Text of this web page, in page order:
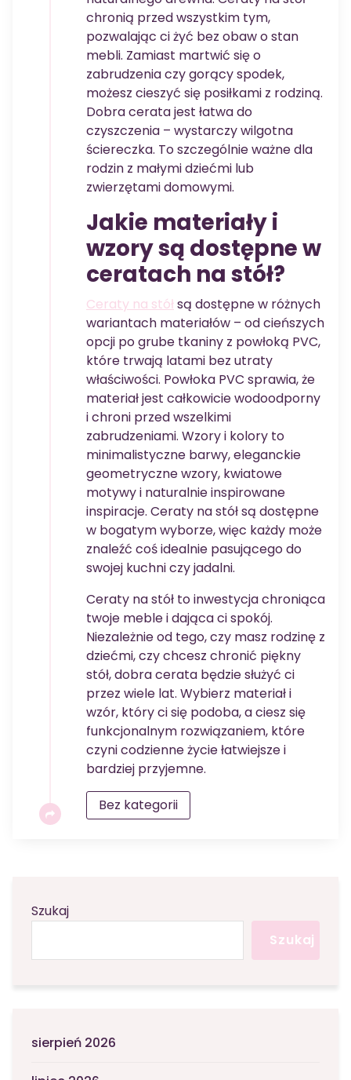
chronią przed wszystkim tym,
pozwalając ci żyć bez obaw o stan
mebli. Zamiast martwić się o
zabrudzenia czy gorący spodek,
możesz cieszyć się posiłkami z rodziną.
Dobra cerata jest łatwa do
czyszczenia – wystarczy wilgotna
ściereczka. To szczególnie ważne dla
rodzin z małymi dziećmi lub
zwierzętami domowymi.
Jakie materiały i
wzory są dostępne w
ceratach na stół?
Ceraty na stółsą dostępne w różnych
wariantach materiałów – od cieńszych
opcji po grube tkaniny z powłoką PVC,
które trwają latami bez utraty
właściwości. Powłoka PVC sprawia, że
materiał jest całkowicie wodoodporny
i chroni przed wszelkimi
zabrudzeniami. Wzory i kolory to
minimalistyczne barwy, eleganckie
geometryczne wzory, kwiatowe
motywy i naturalnie inspirowane
inspiracje. Ceraty na stół są dostępne
w bogatym wyborze, więc każdy może
znaleźć coś idealnie pasującego do
swojej kuchni czy jadalni.
Ceraty na stół to inwestycja chroniąca
twoje meble i dająca ci spokój.
Niezależnie od tego, czy masz rodzinę z
dziećmi, czy chcesz chronić piękny
stół, dobra cerata będzie służyć ci
przez wiele lat. Wybierz materiał i
wzór, który ci się podoba, a ciesz się
funkcjonalnym rozwiązaniem, które
czyni codzienne życie łatwiejsze i
bardziej przyjemne.
Bez kategorii
Szukaj
Szukaj
sierpień 2026